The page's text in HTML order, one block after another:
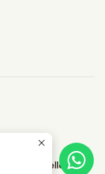
por Jumpseller.